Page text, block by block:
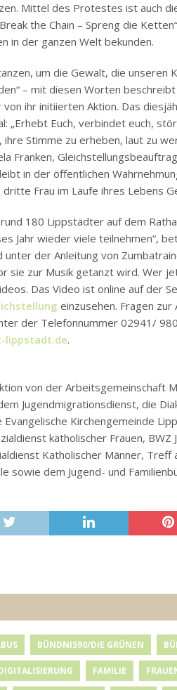
Mittel des Protestes ist auch
the Chain – Spreng die
in der ganzen Welt bekunden.
um die Gewalt, die
– mit diesen Worten
von ihr initiierten Aktion. Das
„Erhebt Euch, verbindet euch,
Stimme zu erheben, laut zu
Franken,
in der öffentlichen
Frau im Laufe ihres Lebens
180 Lippstädter auf dem
Jahr wieder viele teilnehmen“,
unter der Anleitung von
sie zur Musik getanzt wird. Wer
Das Video ist online auf der
einzusehen. Fragen
der Telefonnummer 02941/
lippstadt.de.
von der Arbeitsgemeinschaft
Jugendmigrationsdienst, die
Kirchengemeinde
katholischer Frauen, BWZ
Katholischer Männer,
sowie dem Jugend- und
BÜNDNIS90/DIE GRÜNEN
FAMILIE